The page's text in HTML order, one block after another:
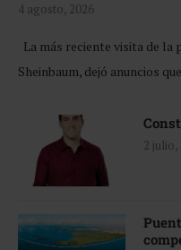
4 agosto, 2026
La más reciente visita de la
Sheinbaum, dejó anuncios
2 julio,